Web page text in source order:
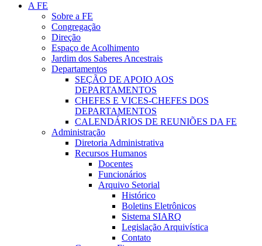
A FE
Sobre a FE
Congregação
Direção
Espaço de Acolhimento
Jardim dos Saberes Ancestrais
Departamentos
SEÇÃO DE APOIO AOS
DEPARTAMENTOS
CHEFES E VICES-CHEFES DOS
DEPARTAMENTOS
CALENDÁRIOS DE REUNIÕES DA FE
Administração
Diretoria Administrativa
Recursos Humanos
Docentes
Funcionários
Arquivo Setorial
Histórico
Boletins Eletrônicos
Sistema SIARQ
Legislação Arquivística
Contato